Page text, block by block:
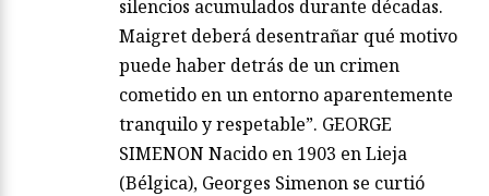
silencios acumulados durante décadas.
Maigret deberá desentrañar qué motivo
puede haber detrás de un crimen
cometido en un entorno aparentemente
tranquilo y respetable”. GEORGE
SIMENON Nacido en 1903 en Lieja
(Bélgica), Georges Simenon se curtió